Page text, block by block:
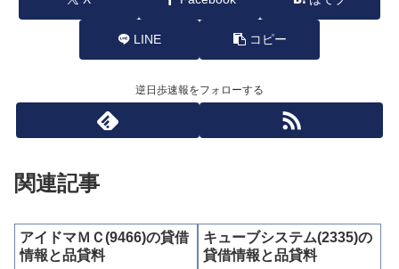
LINE コピー
逆日歩速報をフォローする
関連記事
アイドマＭＣ(9466)の貸借
情報と品貸料
キューブシステム(2335)の
貸借情報と品貸料